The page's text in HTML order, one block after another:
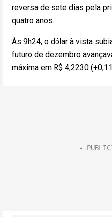
reversa de sete dias pela
quatro anos.
Às 9h24, o dólar à vista
futuro de dezembro
máxima em R$ 4,2230